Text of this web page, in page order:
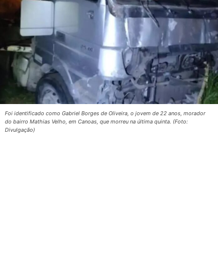
Foi identificado como Gabriel Borges de Oliveira, o jovem de 22 anos, morador
do bairro Mathias Velho, em Canoas, que morreu na última quinta. (Foto:
Divulgação)